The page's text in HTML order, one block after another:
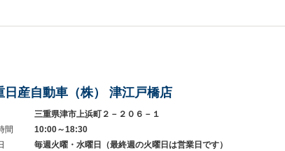
日産自動車（株） 津江戸橋店
三重県津市上浜町２－２０６－１
間
10:00～18:30
毎週火曜・水曜日（最終週の火曜日は営業日です）